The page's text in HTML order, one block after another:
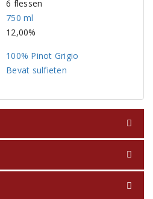
6 flessen
750 ml
12,00%
100% Pinot Grigio
Bevat sulfieten